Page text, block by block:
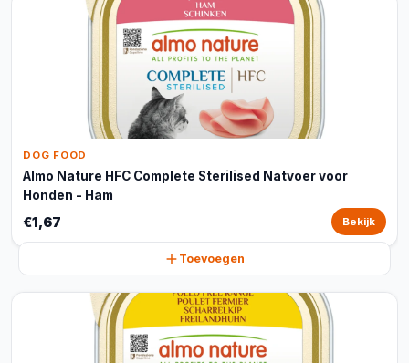
DOG FOOD
Almo Nature HFC Complete Sterilised Natvoer voor
Honden - Ham
€1,67 Bekijk
Toevoegen